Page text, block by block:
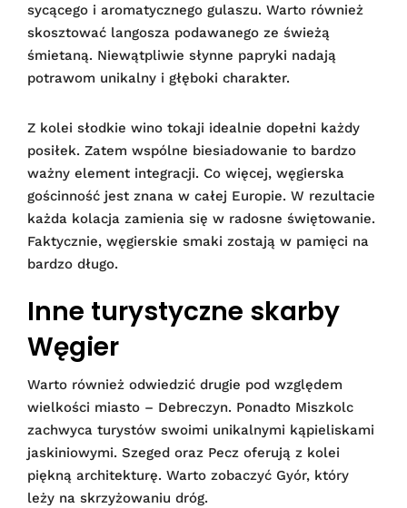
sycącego i aromatycznego gulaszu. Warto również
skosztować langosza podawanego ze świeżą
śmietaną. Niewątpliwie słynne papryki nadają
potrawom unikalny i głęboki charakter.
Z kolei słodkie wino tokaji idealnie dopełni każdy
posiłek. Zatem wspólne biesiadowanie to bardzo
ważny element integracji. Co więcej, węgierska
gościnność jest znana w całej Europie. W rezultacie
każda kolacja zamienia się w radosne świętowanie.
Faktycznie, węgierskie smaki zostają w pamięci na
bardzo długo.
Inne turystyczne skarby
Węgier
Warto również odwiedzić drugie pod względem
wielkości miasto – Debreczyn. Ponadto Miszkolc
zachwyca turystów swoimi unikalnymi kąpieliskami
jaskiniowymi. Szeged oraz Pecz oferują z kolei
piękną architekturę. Warto zobaczyć Gyór, który
leży na skrzyżowaniu dróg.